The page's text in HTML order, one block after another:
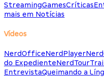
StreamingGamesCríticas
mais em Notícias
Vídeos
NerdOfficeNerdPlayer
do ExpedienteNerdTour
EntrevistaQueimando a